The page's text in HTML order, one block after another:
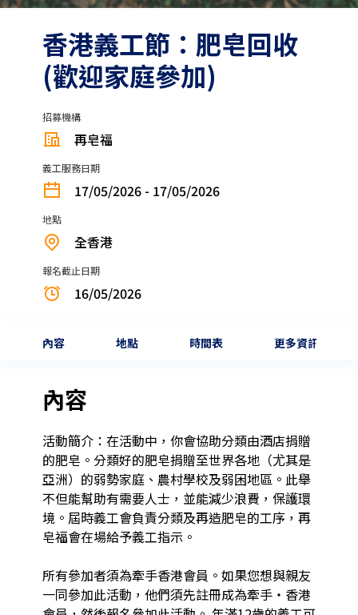
香港義工節：肥皂回收
(歡迎家庭參加)
招募機構
再皂福
義工服務日期
17/05/2026 - 17/05/2026
地點
全香港
報名截止日期
16/05/2026
內容 地點 時間表 更多資訊
內容
活動簡介：在活動中，你會協助分類由酒店捐贈
的肥皂。分類好的肥皂捐贈至世界各地（尤其是
亞洲）的弱勢家庭、農村學校及弱困地區。此舉
不但能幫助有需要人士，並能減少浪費，保護環
境。屆時義工會負責分類及再造肥皂的工序，再
皂福會在場給予義工指示。
所有參加者須為牽手香港會員。如果您想與親友
一同參加此活動，他們須先註冊成為牽手‧香港